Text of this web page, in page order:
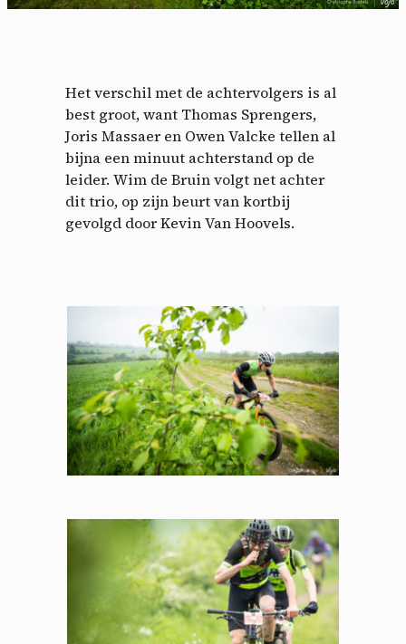
Het verschil met de achtervolgers is al
best groot, want Thomas Sprengers,
Joris Massaer en Owen Valcke tellen al
bijna een minuut achterstand op de
leider. Wim de Bruin volgt net achter
dit trio, op zijn beurt van kortbij
gevolgd door Kevin Van Hoovels.